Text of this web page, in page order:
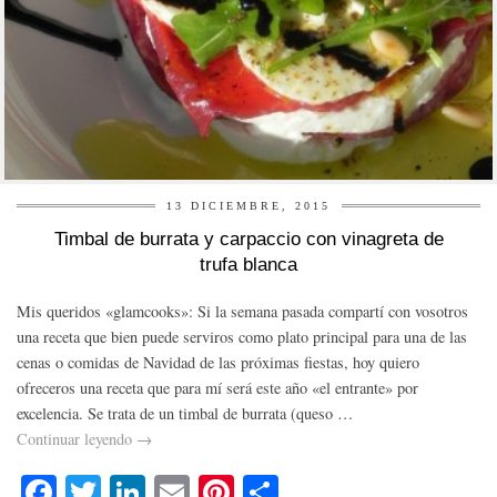
13 DICIEMBRE, 2015
Timbal de burrata y carpaccio con vinagreta de
trufa blanca
Mis queridos «glamcooks»: Si la semana pasada compartí con vosotros
una receta que bien puede serviros como plato principal para una de las
cenas o comidas de Navidad de las próximas fiestas, hoy quiero
ofreceros una receta que para mí será este año «el entrante» por
excelencia. Se trata de un timbal de burrata (queso …
Continuar leyendo →